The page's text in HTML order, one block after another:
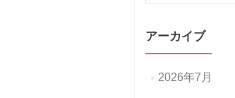
アーカイブ
2026年7月